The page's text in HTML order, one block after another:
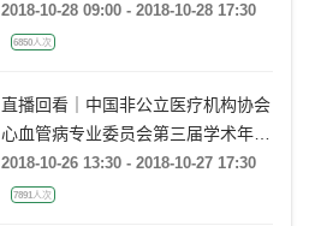
2018-10-28 09:00 - 2018-10-28 17:30
6850人次
直播回看｜中国非公立医疗机构协会
心血管病专业委员会第三届学术年
会/暨浙江省社会办医协会心血管病
分会首届学术年会/第六届浙江绿城
2018-10-26 13:30 - 2018-10-27 17:30
7891人次